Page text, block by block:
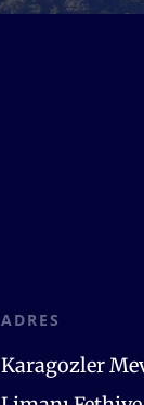
ADRES
Karagozler